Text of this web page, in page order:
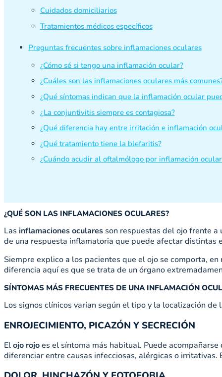
Cuidados domiciliarios
Tratamientos médicos específicos
Preguntas frecuentes sobre inflamaciones oculares
¿Cómo sé si tengo una inflamación ocular?
¿Cuáles son las inflamaciones oculares más
¿Qué síntomas indican que la inflamación ocular
¿La conjuntivitis siempre es contagiosa?
¿Qué diferencia hay entre irritación e inflamación
¿Qué tratamiento tiene la blefaritis?
¿Cuándo acudir al oftalmólogo por inflamación
¿QUÉ SON LAS INFLAMACIONES OCULARES?
Las inflamaciones ocularesson respuestas del ojo frente a
de una respuesta inflamatoria que puede afectar distintas
Siempre explico a los pacientes que el ojo se comporta,
diferencia aquí es que se trata de un órgano
SÍNTOMAS MÁS FRECUENTES DE UNA INFLAMACIÓN
Los signos clínicos varían según el tipo y la localización
ENROJECIMIENTO, PICAZÓN Y SECRECIÓN
Elojo rojoes el síntoma más habitual. Puede
diferenciar entre causas infecciosas, alérgicas o irritativas.